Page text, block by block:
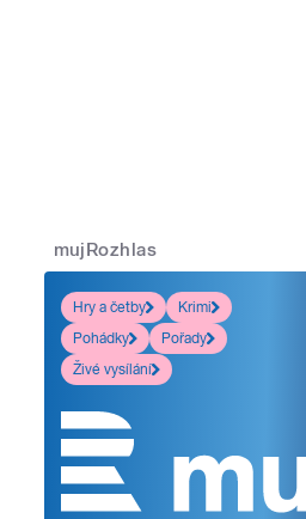
mujRozhlas
Hry a četby
Krimi
Pohádky
Pořady
Živé vysílání